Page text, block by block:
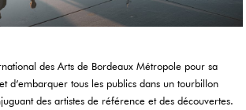
des Arts de Bordeaux Métropole pour sa
d’embarquer tous les publics dans un tourbillon
des artistes de référence et des découvertes.